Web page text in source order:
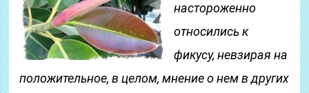
настороженно
относились к
фикусу, невзирая на
положительное, в целом, мнение о нем в других